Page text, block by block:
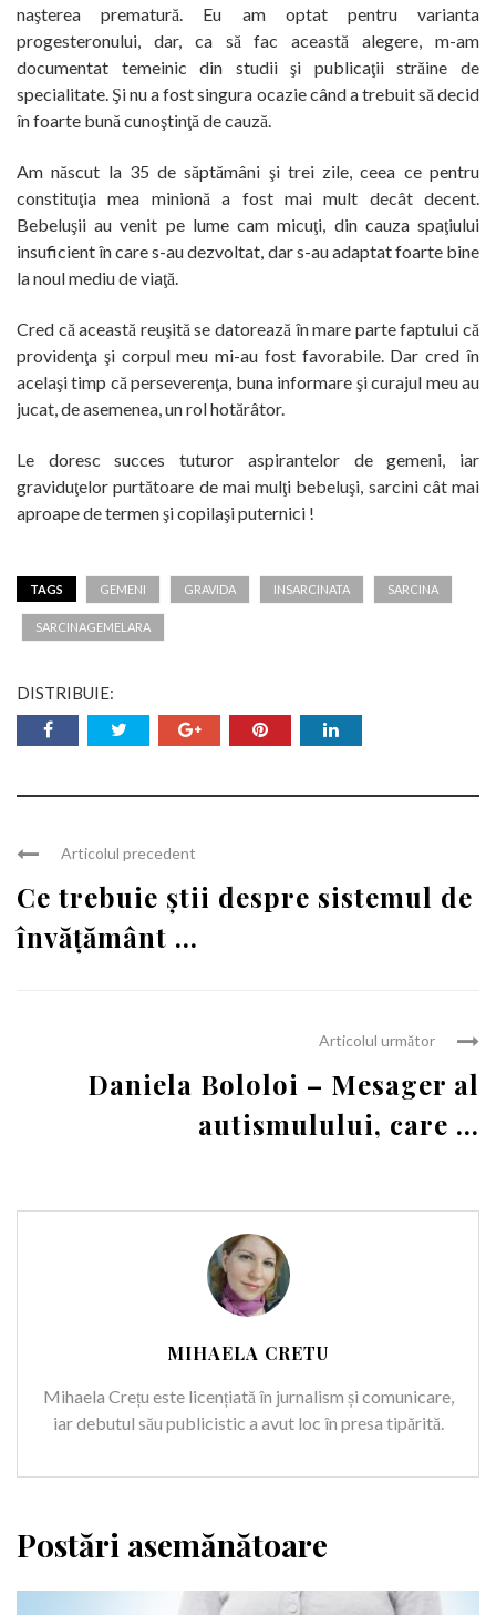
naşterea prematură. Eu am optat pentru varianta
progesteronului, dar, ca să fac această alegere, m-am
documentat temeinic din studii şi publicaţii străine de
specialitate. Şi nu a fost singura ocazie când a trebuit să decid
în foarte bună cunoştinţă de cauză.
Am născut la 35 de săptămâni şi trei zile, ceea ce pentru
constituţia mea minionă a fost mai mult decât decent.
Bebeluşii au venit pe lume cam micuţi, din cauza spaţiului
insuficient în care s-au dezvoltat, dar s-au adaptat foarte bine
la noul mediu de viaţă.
Cred că această reuşită se datorează în mare parte faptului că
providenţa şi corpul meu mi-au fost favorabile. Dar cred în
acelaşi timp că perseverenţa, buna informare şi curajul meu au
jucat, de asemenea, un rol hotărâtor.
Le doresc succes tuturor aspirantelor de gemeni, iar
graviduţelor purtătoare de mai mulţi bebeluşi, sarcini cât mai
aproape de termen şi copilaşi puternici !
TAGS GEMENI GRAVIDA INSARCINATA SARCINA
SARCINAGEMELARA
DISTRIBUIE:
Articolul precedent
Ce trebuie știi despre sistemul de
învățământ ...
Articolul următor
Daniela Bololoi – Mesager al
autismulului, care ...
MIHAELA CRETU
Mihaela Crețu este licențiată în jurnalism și comunicare,
iar debutul său publicistic a avut loc în presa tipărită.
Postări asemănătoare